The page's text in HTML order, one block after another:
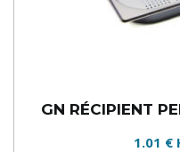
GN RÉCIPIENT
1.01 €